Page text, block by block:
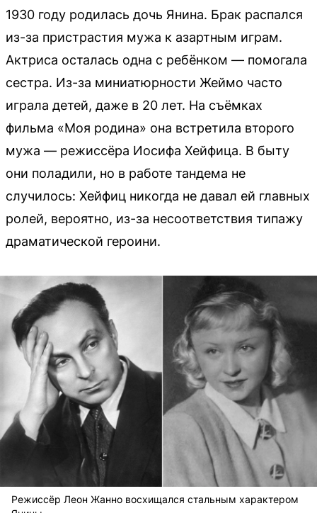
1930 году родилась дочь Янина. Брак распался
из-за пристрастия мужа к азартным играм.
Актриса осталась одна с ребёнком — помогала
сестра. Из-за миниатюрности Жеймо часто
играла детей, даже в 20 лет. На съёмках
фильма «Моя родина» она встретила второго
мужа — режиссёра Иосифа Хейфица. В быту
они поладили, но в работе тандема не
случилось: Хейфиц никогда не давал ей главных
ролей, вероятно, из-за несоответствия типажу
драматической героини.
Режиссёр Леон Жанно восхищался стальным характером